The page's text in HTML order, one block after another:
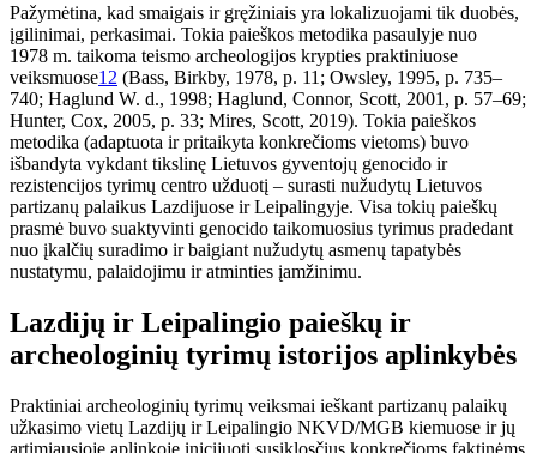
Pažymėtina, kad smaigais ir gręžiniais yra lokalizuojami tik duobės,
įgilinimai, perkasimai. Tokia paieškos metodika pasaulyje nuo
1978 m. taikoma teismo archeologijos krypties praktiniuose
veiksmuose12 (Bass, Birkby, 1978, p. 11; Owsley, 1995, p. 735–
740; Haglund W. d., 1998; Haglund, Connor, Scott, 2001, p. 57–69;
Hunter, Cox, 2005, p. 33; Mires, Scott, 2019). Tokia paieškos
metodika (adaptuota ir pritaikyta konkrečioms vietoms) buvo
išbandyta vykdant tikslinę Lietuvos gyventojų genocido ir
rezistencijos tyrimų centro užduotį – surasti nužudytų Lietuvos
partizanų palaikus Lazdijuose ir Leipalingyje. Visa tokių paieškų
prasmė buvo suaktyvinti genocido taikomuosius tyrimus pradedant
nuo įkalčių suradimo ir baigiant nužudytų asmenų tapatybės
nustatymu, palaidojimu ir atminties įamžinimu.
Lazdijų ir Leipalingio paieškų ir
archeologinių tyrimų istorijos aplinkybės
Praktiniai archeologinių tyrimų veiksmai ieškant partizanų palaikų
užkasimo vietų Lazdijų ir Leipalingio NKVD/MGB kiemuose ir jų
artimiausioje aplinkoje inicijuoti susiklosčius konkrečioms faktinėms